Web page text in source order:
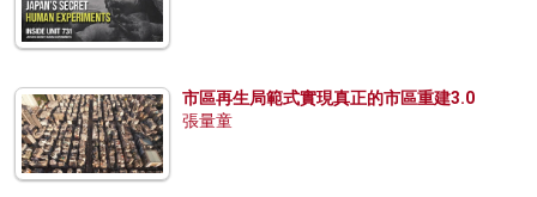
市區再生局範式實現真正的市區重建3.0
張量童